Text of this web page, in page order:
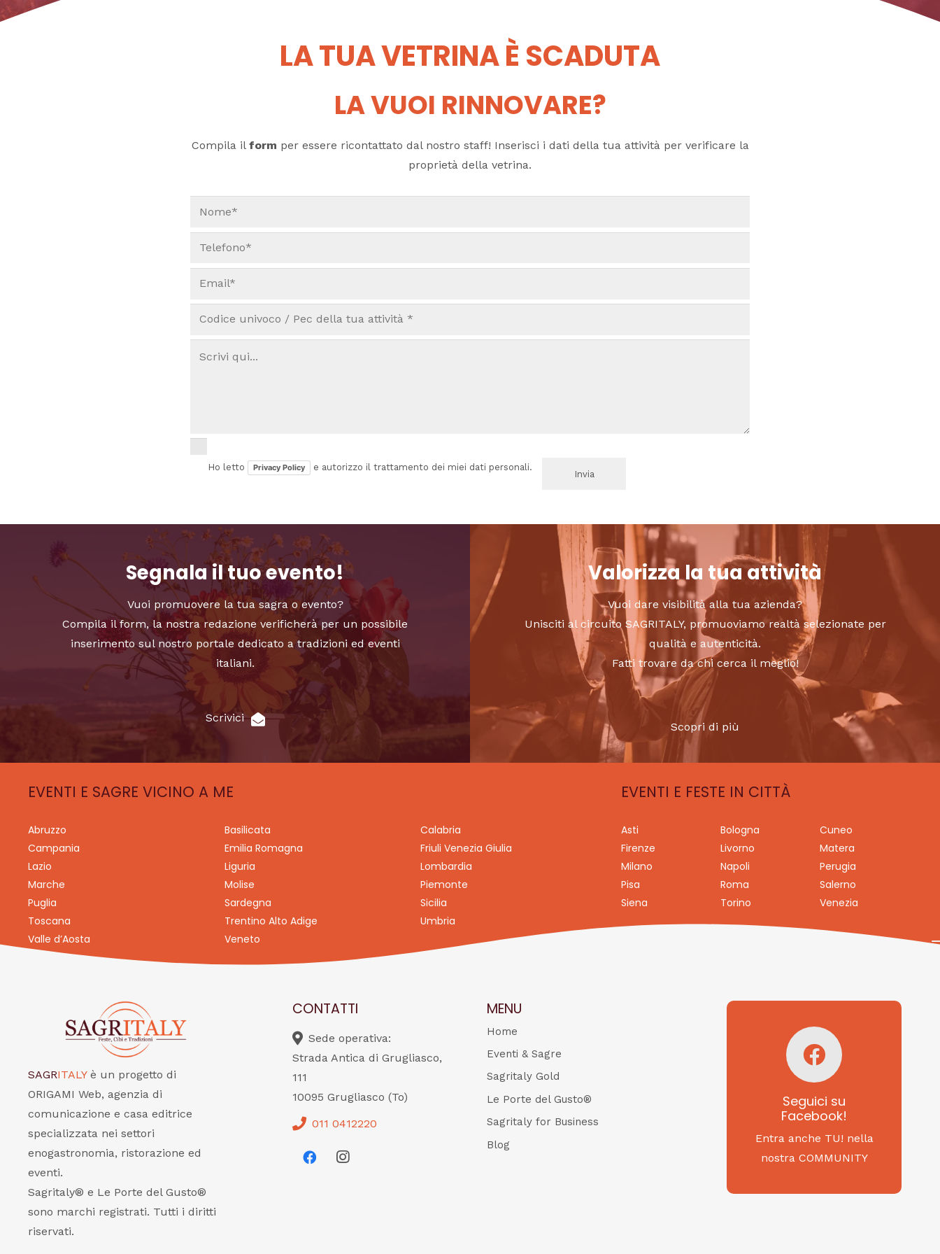
LA TUA VETRINA È SCADUTA
LA VUOI RINNOVARE?
Compila il form per essere ricontattato dal nostro staff! Inserisci i dati della tua attività per verificare la
proprietà della vetrina.
Ho letto Privacy Policy e autorizzo il trattamento dei miei dati personali.
Segnala il tuo evento!
Vuoi promuovere la tua sagra o evento?
Compila il form, la nostra redazione verificherà per un possibile
inserimento sul nostro portale dedicato a tradizioni ed eventi
italiani.
Scrivici
Valorizza la tua attività
Vuoi dare visibilità alla tua azienda?
Unisciti al circuito SAGRITALY, promuoviamo realtà selezionate per
qualità e autenticità.
Fatti trovare da chi cerca il meglio!
Scopri di più
EVENTI E SAGRE VICINO A ME
Abruzzo Basilicata
Calabria
Campania
Emilia Romagna
Friuli Venezia Giulia
Lazio
Liguria
Lombardia
Marche
Molise
Piemonte
Puglia
Sardegna
Sicilia
Toscana
Trentino Alto Adige
Umbria
Valle d’Aosta
Veneto
EVENTI E FESTE IN CITTÀ
Asti Bologna
Cuneo
Firenze
Livorno
Matera
Milano
Napoli
Perugia
Pisa
Roma
Salerno
Siena
Torino Venezia
SAGRITALY è un progetto di
ORIGAMI Web, agenzia di
comunicazione e casa editrice
specializzata nei settori
enogastronomia, ristorazione ed
eventi.
Sagritaly® e Le Porte del Gusto®
sono marchi registrati. Tutti i diritti
riservati.
CONTATTI
Sede operativa:
Strada Antica di Grugliasco,
111
10095 Grugliasco (To)
011 0412220
MENU
Home
Eventi & Sagre
Sagritaly Gold
Le Porte del Gusto®
Sagritaly for Business
Blog
Seguici su
Facebook!
Entra anche TU! nella
nostra COMMUNITY
Seguici su
Facebook!
SAGRITALY
Feste, cibi e tradizioni
da Nord a Sud...